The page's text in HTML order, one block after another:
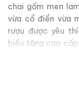
chai gốm men
vừa cổ điển vừa
rượu được yêu
biếu tặng cao